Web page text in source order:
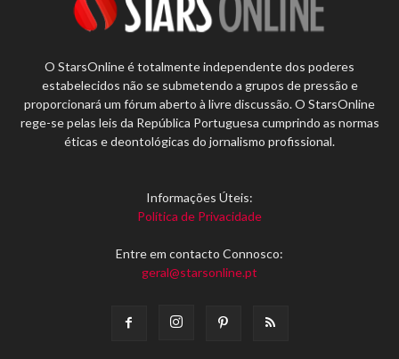
O StarsOnline é totalmente independente dos poderes
estabelecidos não se submetendo a grupos de pressão e
proporcionará um fórum aberto à livre discussão. O StarsOnline
rege-se pelas leis da República Portuguesa cumprindo as normas
éticas e deontológicas do jornalismo profissional.
Informações Úteis:
Política de Privacidade
Entre em contacto Connosco:
geral@starsonline.pt